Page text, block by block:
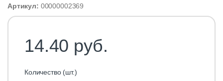
Артикул: 00000002369
14.40 руб.
Количество (шт.)